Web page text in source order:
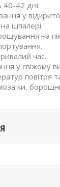
40-42 дні.
у
шпалері.
на
час.
у свіжому
повітря
мозаїки,